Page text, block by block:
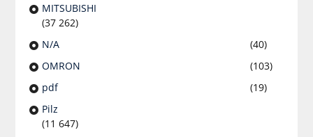
MITSUBISHI
(37 262)
N/A
(40)
OMRON
(103)
pdf
(19)
Pilz
(11 647)